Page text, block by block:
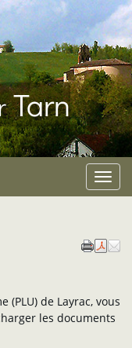
Tarn
Menu
(PLU) de Layrac, vous
les documents